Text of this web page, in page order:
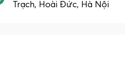
Trạch, Hoài Đức, Hà Nội